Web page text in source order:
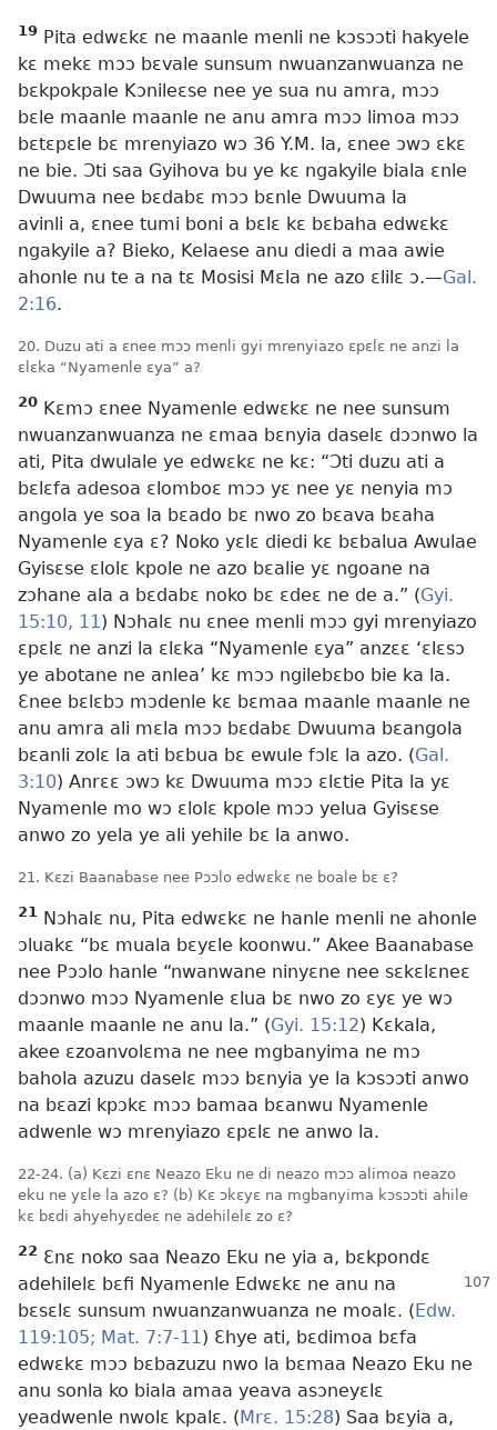
19 Pita edwɛkɛ ne maanle menli ne kɔsɔɔti hakyele
kɛ mekɛ mɔɔ bɛvale sunsum nwuanzanwuanza ne
bɛkpokpale Kɔnileɛse nee ye sua nu amra, mɔɔ
bɛle maanle maanle ne anu amra mɔɔ limoa mɔɔ
bɛtɛpɛle bɛ mrenyiazo wɔ 36 Y.M. la, ɛnee ɔwɔ ɛkɛ
ne bie. Ɔti saa Gyihova bu ye kɛ ngakyile biala ɛnle
Dwuuma nee bɛdabɛ mɔɔ bɛnle Dwuuma la
avinli a, ɛnee tumi boni a bɛlɛ kɛ bɛbaha edwɛkɛ
ngakyile a? Bieko, Kelaese anu diedi a maa awie
ahonle nu te a na tɛ Mosisi Mɛla ne azo ɛlilɛ ɔ.​—Gal.
2:16.
20. Duzu ati a ɛnee mɔɔ menli gyi mrenyiazo ɛpɛlɛ ne anzi la
ɛlɛka “Nyamenle ɛya” a?
20 Kɛmɔ ɛnee Nyamenle edwɛkɛ ne nee sunsum
nwuanzanwuanza ne ɛmaa bɛnyia daselɛ dɔɔnwo la
ati, Pita dwulale ye edwɛkɛ ne kɛ: “Ɔti duzu ati a
bɛlɛfa adesoa ɛlomboɛ mɔɔ yɛ nee yɛ nenyia mɔ
angola ye soa la bɛado bɛ nwo zo bɛava bɛaha
Nyamenle ɛya ɛ? Noko yɛlɛ diedi kɛ bɛbalua Awulae
Gyisɛse ɛlolɛ kpole ne azo bɛalie yɛ ngoane na
zɔhane ala a bɛdabɛ noko bɛ ɛdeɛ ne de a.” (Gyi.
15:10, 11 ) Nɔhalɛ nu ɛnee menli mɔɔ gyi mrenyiazo
ɛpɛlɛ ne anzi la ɛlɛka “Nyamenle ɛya” anzɛɛ ‘ɛlɛsɔ
ye abotane ne anlea’ kɛ mɔɔ ngilebɛbo bie ka la.
Ɛnee bɛlɛbɔ mɔdenle kɛ bɛmaa maanle maanle ne
anu amra ali mɛla mɔɔ bɛdabɛ Dwuuma bɛangola
bɛanli zolɛ la ati bɛbua bɛ ewule fɔlɛ la azo. (Gal.
3:10) Anrɛɛ ɔwɔ kɛ Dwuuma mɔɔ ɛlɛtie Pita la yɛ
Nyamenle mo wɔ ɛlolɛ kpole mɔɔ yelua Gyisɛse
anwo zo yela ye ali yehile bɛ la anwo.
21. Kɛzi Baanabase nee Pɔɔlo edwɛkɛ ne boale bɛ ɛ?
21 Nɔhalɛ nu, Pita edwɛkɛ ne hanle menli ne ahonle
ɔluakɛ “bɛ muala bɛyɛle koonwu.” Akee Baanabase
nee Pɔɔlo hanle “nwanwane ninyɛne nee sɛkɛlɛneɛ
dɔɔnwo mɔɔ Nyamenle ɛlua bɛ nwo zo ɛyɛ ye wɔ
maanle maanle ne anu la.” (Gyi. 15:12) Kɛkala,
akee ɛzoanvolɛma ne nee mgbanyima ne mɔ
bahola azuzu daselɛ mɔɔ bɛnyia ye la kɔsɔɔti anwo
na bɛazi kpɔkɛ mɔɔ bamaa bɛanwu Nyamenle
adwenle wɔ mrenyiazo ɛpɛlɛ ne anwo la.
22-24. (a) Kɛzi ɛnɛ Neazo Eku ne di neazo mɔɔ alimoa neazo
eku ne yɛle la azo ɛ? (b) Kɛ ɔkɛyɛ na mgbanyima kɔsɔɔti ahile
kɛ bɛdi ahyehyɛdeɛ ne adehilelɛ zo ɛ?
22 Ɛnɛ noko saa Neazo Eku ne yia a, bɛkpondɛ
adehilelɛ bɛfi Nyamenle Edwɛkɛ ne anu na
bɛsɛlɛ sunsum nwuanzanwuanza ne moalɛ. (Edw.
119:105; Mat. 7:7-11 ) Ɛhye ati, bɛdimoa bɛfa
edwɛkɛ mɔɔ bɛbazuzu nwo la bɛmaa Neazo Eku ne
anu sonla ko biala amaa yeava asɔneyɛlɛ
yeadwenle nwolɛ kpalɛ. (Mrɛ. 15:28) Saa bɛyia a,